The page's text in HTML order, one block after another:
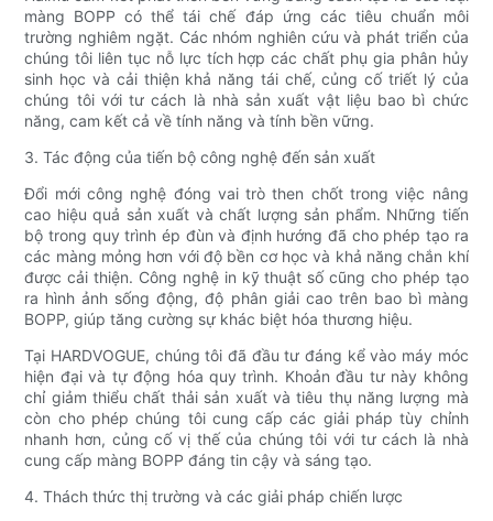
màng BOPP có thể tái chế đáp ứng các tiêu chuẩn môi
trường nghiêm ngặt. Các nhóm nghiên cứu và phát triển của
chúng tôi liên tục nỗ lực tích hợp các chất phụ gia phân hủy
sinh học và cải thiện khả năng tái chế, củng cố triết lý của
chúng tôi với tư cách là nhà sản xuất vật liệu bao bì chức
năng, cam kết cả về tính năng và tính bền vững.
3. Tác động của tiến bộ công nghệ đến sản xuất
Đổi mới công nghệ đóng vai trò then chốt trong việc nâng
cao hiệu quả sản xuất và chất lượng sản phẩm. Những tiến
bộ trong quy trình ép đùn và định hướng đã cho phép tạo ra
các màng mỏng hơn với độ bền cơ học và khả năng chắn khí
được cải thiện. Công nghệ in kỹ thuật số cũng cho phép tạo
ra hình ảnh sống động, độ phân giải cao trên bao bì màng
BOPP, giúp tăng cường sự khác biệt hóa thương hiệu.
Tại HARDVOGUE, chúng tôi đã đầu tư đáng kể vào máy móc
hiện đại và tự động hóa quy trình. Khoản đầu tư này không
chỉ giảm thiểu chất thải sản xuất và tiêu thụ năng lượng mà
còn cho phép chúng tôi cung cấp các giải pháp tùy chỉnh
nhanh hơn, củng cố vị thế của chúng tôi với tư cách là nhà
cung cấp màng BOPP đáng tin cậy và sáng tạo.
4. Thách thức thị trường và các giải pháp chiến lược